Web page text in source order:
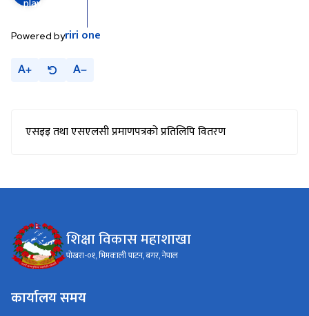
Powered byriri one
A A
एसइइ तथा एसएलसी प्रमाणपत्रको प्रतिलिपि वितरण
शिक्षा विकास महाशाखा
पोखरा-०१, भिमकाली पाटन, बगर, नेपाल
कार्यालय समय